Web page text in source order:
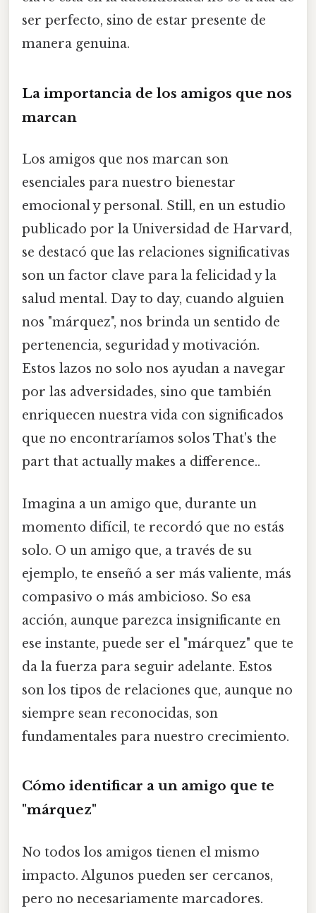
ser perfecto, sino de estar presente de
manera genuina.
La importancia de los amigos que nos
marcan
Los amigos que nos marcan son
esenciales para nuestro bienestar
emocional y personal. Still, en un estudio
publicado por la Universidad de Harvard,
se destacó que las relaciones significativas
son un factor clave para la felicidad y la
salud mental. Day to day, cuando alguien
nos "márquez", nos brinda un sentido de
pertenencia, seguridad y motivación.
Estos lazos no solo nos ayudan a navegar
por las adversidades, sino que también
enriquecen nuestra vida con significados
que no encontraríamos solos That's the
part that actually makes a difference..
Imagina a un amigo que, durante un
momento difícil, te recordó que no estás
solo. O un amigo que, a través de su
ejemplo, te enseñó a ser más valiente, más
compasivo o más ambicioso. So esa
acción, aunque parezca insignificante en
ese instante, puede ser el "márquez" que te
da la fuerza para seguir adelante. Estos
son los tipos de relaciones que, aunque no
siempre sean reconocidas, son
fundamentales para nuestro crecimiento.
Cómo identificar a un amigo que te
"márquez"
No todos los amigos tienen el mismo
impacto. Algunos pueden ser cercanos,
pero no necesariamente marcadores.